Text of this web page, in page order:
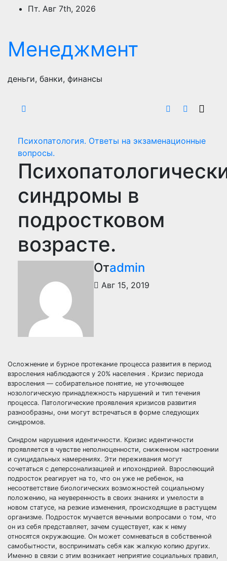
ПерейтиПт. Авг 7th, 2026
Менеджмент
деньги, банки, финансы
Психопатология. Ответы на экзаменационные
вопросы.
синдромы в
подростковом
возрасте.
Отadmin
Авг 15, 2019
Осложнение и бурное протекание процесса развития в период
взросления наблюдаются у 20% населения . Кризис периода
взросления — собирательное понятие, не уточняющее
нозологическую принадлежность нарушений и тип течения
процесса. Патологические проявления кризисов развития
разнообразны, они могут встречаться в форме следующих
синдромов.
Синдром нарушения идентичности. Кризис идентичности
проявляется в чувстве неполноценности, сниженном настроении
и суицидальных намерениях. Эти переживания могут
сочетаться с деперсонализацией и ипохондрией. Взрослеющий
подросток реагирует на то, что он уже не ребенок, на
несоответствие биологических возможностей социальному
положению, на неуверенность в своих знаниях и умелости в
новом статусе, на резкие изменения, происходящие в растущем
организме. Подросток мучается вечными вопросами о том, что
он из себя представляет, зачем существует, как к нему
относятся окружающие. Он может сомневаться в собственной
самобытности, воспринимать себя как жалкую копию других.
Именно в связи с этим возникает неприятие социальных правил,